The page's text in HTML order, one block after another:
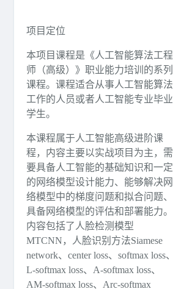
项目定位
本项目课程是《人工智能算法工程
师（高级）》职业能力培训的系列
课程。课程适合从事人工智能算法
工作的人员或者人工智能专业毕业
学生。
本课程属于人工智能高级进阶课
程，内容主要以实战项目为主，需
要具备人工智能的基础知识和一定
的网络模型设计能力、能够解决网
络模型中的梯度问题和拟合问题、
具备网络模型的评估和部署能力。
内容包括了人脸检测模型
MTCNN，人脸识别方法Siamese
network、center loss、softmax loss、
L-softmax loss、A-softmax loss、
AM-softmax loss、Arc-softmax